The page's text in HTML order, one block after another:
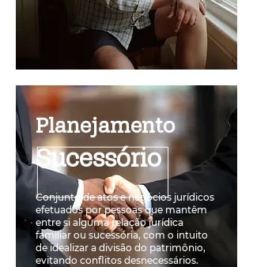
Conjunto de atos e negócios jurídicos
efetuados por pessoas que mantêm
entre si alguma relação jurídica
familiar ou sucessória, com o intuito
de idealizar a divisão do patrimônio,
evitando conflitos desnecessários.
Planejamento
Sucessório